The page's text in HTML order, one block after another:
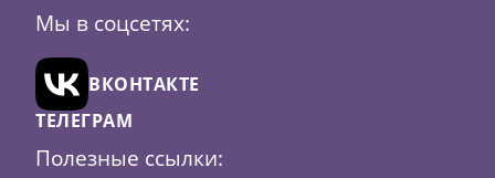
Мы в соцсетях:
ВКОНТАКТЕ
ТЕЛЕГРАМ
Полезные ссылки: